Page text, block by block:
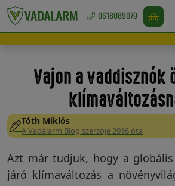
Vadriasztás
0618089079
Vajon a vaddisznók
Tóth Miklós
A Vadalarm Blog szerzője 2016 óta
Azt már tudjuk, hogy a globális
járó klímaváltozás a